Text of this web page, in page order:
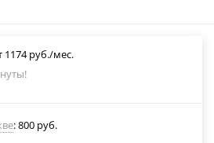
1174 руб./мес.
: 800 руб.